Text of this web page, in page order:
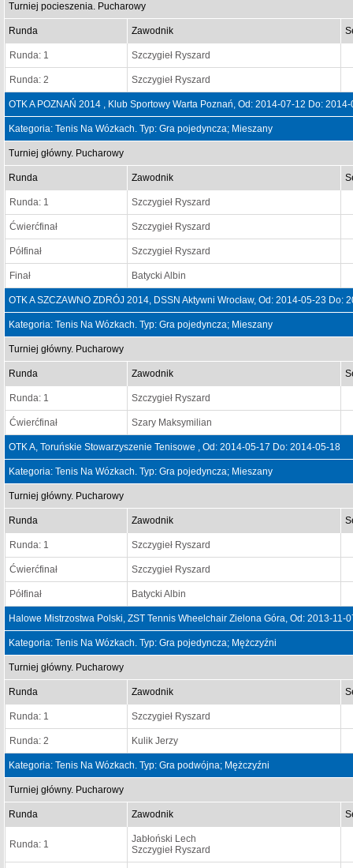
Turniej pocieszenia. Pucharowy
Runda Zawodnik
Runda: 1 Szczygieł Ryszard
Runda: 2 Szczygieł Ryszard
OTK A POZNAŃ 2014 , Klub Sportowy Warta Poznań, Od: 2014-07-12 Do:
Kategoria: Tenis Na Wózkach. Typ: Gra pojedyncza; Mieszany
Turniej główny. Pucharowy
Runda Zawodnik
Runda: 1 Szczygieł Ryszard
Ćwierćfinał Szczygieł Ryszard
Półfinał Szczygieł Ryszard
Finał Batycki Albin
OTK A SZCZAWNO ZDRÓJ 2014, DSSN Aktywni Wrocław, Od: 2014-05-23 Do:
Kategoria: Tenis Na Wózkach. Typ: Gra pojedyncza; Mieszany
Turniej główny. Pucharowy
Runda Zawodnik
Runda: 1 Szczygieł Ryszard
Ćwierćfinał Szary Maksymilian
OTK A, Toruńskie Stowarzyszenie Tenisowe , Od: 2014-05-17 Do: 2014-05-18
Kategoria: Tenis Na Wózkach. Typ: Gra pojedyncza; Mieszany
Turniej główny. Pucharowy
Runda Zawodnik
Runda: 1 Szczygieł Ryszard
Ćwierćfinał Szczygieł Ryszard
Półfinał Batycki Albin
Halowe Mistrzostwa Polski, ZST Tennis Wheelchair Zielona Góra, Od: 2013-11-
Kategoria: Tenis Na Wózkach. Typ: Gra pojedyncza; Mężczyźni
Turniej główny. Pucharowy
Runda Zawodnik
Runda: 1 Szczygieł Ryszard
Runda: 2 Kulik Jerzy
Kategoria: Tenis Na Wózkach. Typ: Gra podwójna; Mężczyźni
Turniej główny. Pucharowy
Runda Zawodnik
Runda: 1
Jabłoński Lech
Szczygieł Ryszard